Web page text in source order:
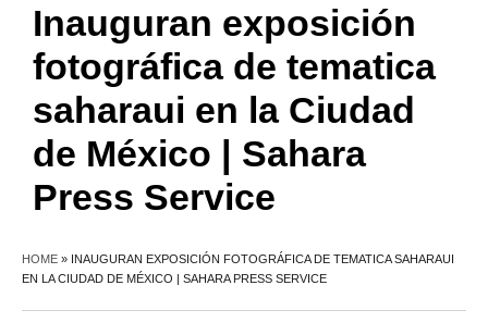
Inauguran exposición
fotográfica de tematica
saharaui en la Ciudad
de México | Sahara
Press Service
HOME » INAUGURAN EXPOSICIÓN FOTOGRÁFICA DE TEMATICA SAHARAUI
EN LA CIUDAD DE MÉXICO | SAHARA PRESS SERVICE